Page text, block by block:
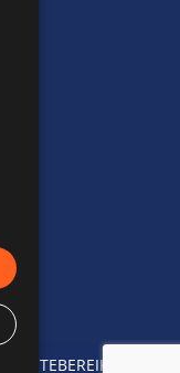
WEBSITEBEREIKT.NL